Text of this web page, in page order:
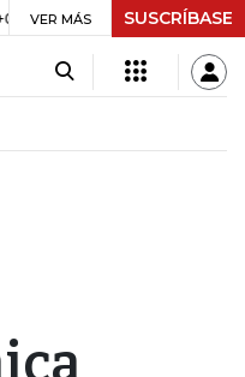
UVR $ 416,91 +$ 0,05
VER MÁS SUSCRÍBASE